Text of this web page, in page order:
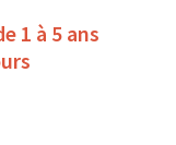
1 à 5 ans